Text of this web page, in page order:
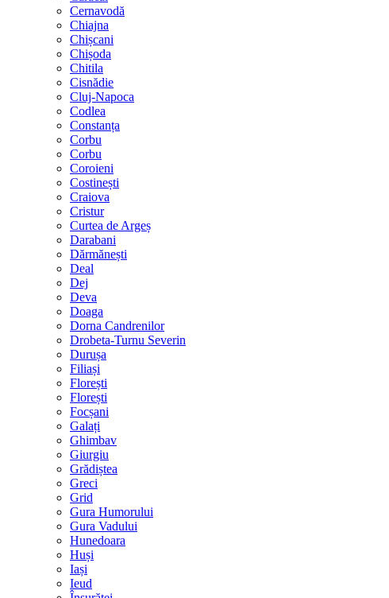
Cernavodă
Chiajna
Chișcani
Chișoda
Chitila
Cisnădie
Cluj-Napoca
Codlea
Constanța
Corbu
Corbu
Coroieni
Costinești
Craiova
Cristur
Curtea de Argeș
Darabani
Dărmănești
Deal
Dej
Deva
Doaga
Dorna Candrenilor
Drobeta-Turnu Severin
Durușa
Filiași
Florești
Florești
Focșani
Galați
Ghimbav
Giurgiu
Grădiștea
Greci
Grid
Gura Humorului
Gura Vadului
Hunedoara
Huși
Iași
Ieud